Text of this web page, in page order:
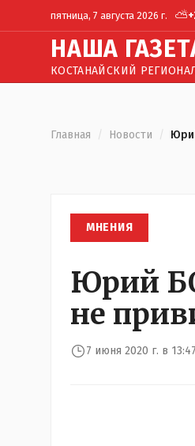
пятница, 7 августа 2026 г. ⛅+
НАША Г
КОСТАНАЙСКИЙ
Главная / Новости /
МНЕНИЯ
Юрий
не
7 июня 2020 г. в 13:47